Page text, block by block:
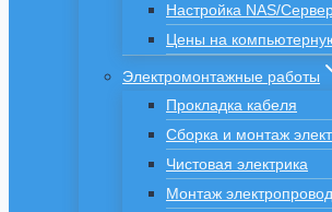
Настройка NAS/
Цены на
Электромонтажные работы
Прокладка кабеля
Сборка и монтаж
Чистовая электрика
Монтаж